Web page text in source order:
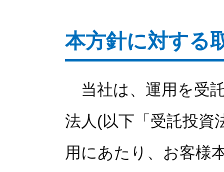
本方針に対する
当社は、運用を受
法人(以下「受託投資
用にあたり、お客様